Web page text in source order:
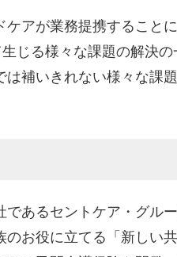
アが業務提携すること
じる様々な課題の解決の
補いきれない様々な課
あるセントケア・グル
お役に立てる「新しい